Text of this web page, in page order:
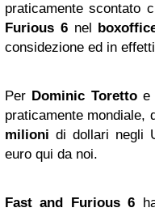
praticamente scontato
Furious 6nel
considezione ed in
Per Dominic Torettoe
praticamente mondiale,
milioni di dollari negli
euro qui da noi.
Fast and Furious 6